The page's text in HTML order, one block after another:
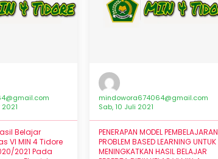
Belajar
VI MIN 4 Tidore
2021 Pada
mindowora674064@gmail.com
Sab, 10 Juli 2021
PENERAPAN MODEL PEMBELAJARAN
PROBLEM BASED LEARNING UNTUK
MENINGKATKAN HASIL BELAJAR